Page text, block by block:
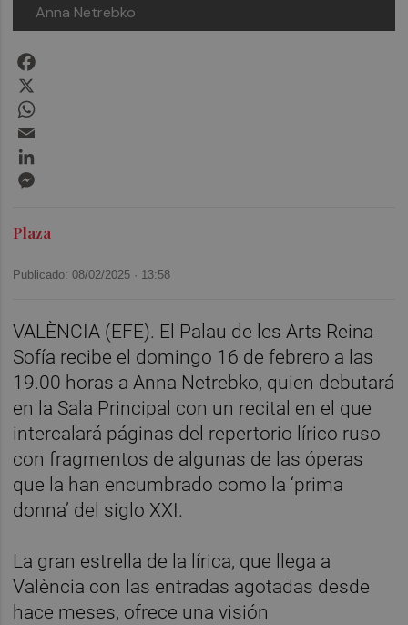
Anna Netrebko
Plaza
Publicado: 08/02/2025 · 13:58
VALÈNCIA (EFE). El Palau de les Arts Reina
Sofía recibe el domingo 16 de febrero a las
19.00 horas a Anna Netrebko, quien debutará
en la Sala Principal con un recital en el que
intercalará páginas del repertorio lírico ruso
con fragmentos de algunas de las óperas
que la han encumbrado como la ‘prima
donna’ del siglo XXI.
La gran estrella de la lírica, que llega a
València con las entradas agotadas desde
hace meses, ofrece una visión